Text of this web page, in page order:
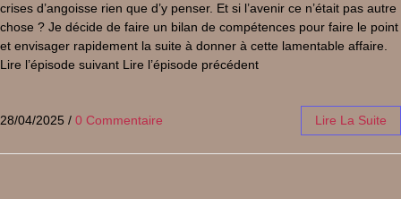
crises d’angoisse rien que d’y penser. Et si l’avenir ce n’était pas autre
chose ? Je décide de faire un bilan de compétences pour faire le point
et envisager rapidement la suite à donner à cette lamentable affaire.
Lire l’épisode suivant Lire l’épisode précédent
28/04/2025 / 0 Commentaire Lire La Suite